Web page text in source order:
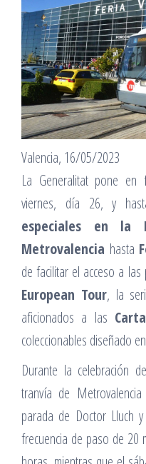
Valencia, 16/05/2023
La Generalitat pone en
viernes, día 26, y
especiales en la
Metrovalencia hasta
de facilitar el acceso a
European Tour, la
aficionados a las
coleccionables diseñado
Durante la celebración
tranvía de
parada de Doctor Lluch
frecuencia de paso de 20